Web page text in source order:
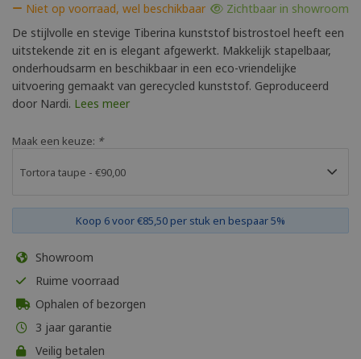
Niet op voorraad, wel beschikbaar
Zichtbaar in showroom
De stijlvolle en stevige Tiberina kunststof bistrostoel heeft een
uitstekende zit en is elegant afgewerkt. Makkelijk stapelbaar,
onderhoudsarm en beschikbaar in een eco-vriendelijke
uitvoering gemaakt van gerecycled kunststof. Geproduceerd
door Nardi. Lees meer
Maak een keuze: *
Koop 6 voor €85,50 per stuk en bespaar 5%
Showroom
Ruime voorraad
Ophalen of bezorgen
3 jaar garantie
Veilig betalen